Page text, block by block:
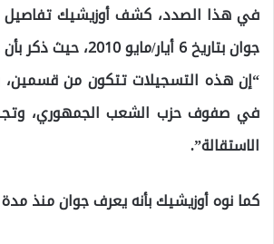
في هذا الصدد، كشف أوزيشيك تفاصيل
جوان بتاريخ 6 أيار/مايو 2010، حيث ذكر بأن جوان قال له:
“إن هذه التسجيلات تتكون من
في صفوف حزب الشعب الجمهوري،
الاستقالة”.
كما نوه أوزيشيك بأنه يعرف جوان منذ